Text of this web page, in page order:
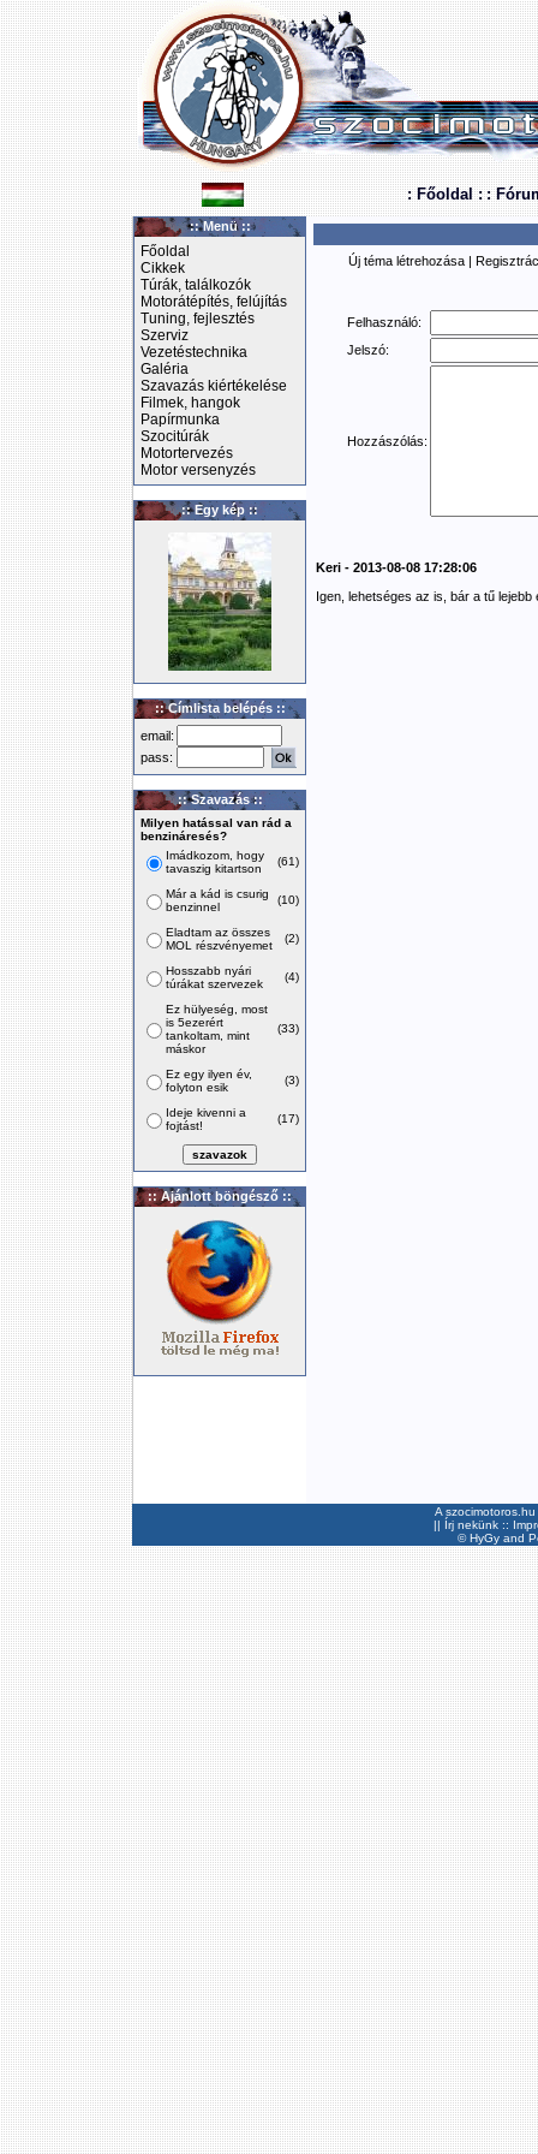
: Főoldal : :
:: Menü ::
Főoldal
Cikkek
Túrák, találkozók
Motorátépítés, felújítás
Tuning, fejlesztés
Szerviz
Vezetéstechnika
Galéria
Szavazás kiértékelése
Filmek, hangok
Papírmunka
Szocitúrák
Motortervezés
Motor versenyzés
:: Egy kép ::
:: Címlista belépés ::
email:
pass:
:: Szavazás ::
Milyen hatással van rád a
benzináresés?
Imádkozom, hogy
tavaszig kitartson
(61)
Már a kád is csurig
benzinnel
(10)
Eladtam az összes
MOL részvényemet
(2)
Hosszabb nyári
túrákat szervezek
(4)
Ez hülyeség, most
is 5ezerért
tankoltam, mint
máskor
(33)
Ez egy ilyen év,
folyton esik
(3)
Ideje kivenni a
fojtást!
(17)
:: Ajánlott böngésző ::
Új téma létrehozása |
Felhasználó:
Jelszó:
Hozzászólás:
Keri - 2013-08-08 17:28:06
Igen, lehetséges az is, bár a tű
A
|| Írj nekünk ::
©HyGyand